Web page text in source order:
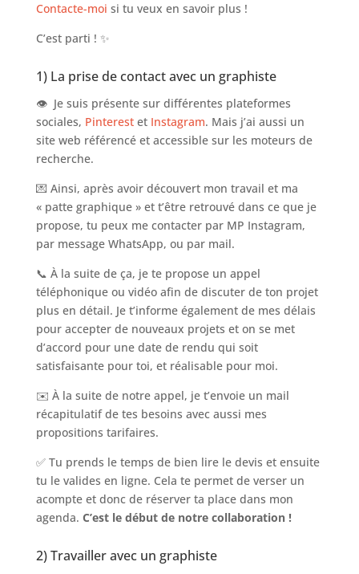
Contacte-moi si tu veux en savoir plus !
C’est parti ! ✨
1) La prise de contact avec un graphiste
👁 Je suis présente sur différentes plateformes
sociales, Pinterestet Instagram. Mais j’ai aussi un
site web référencé et accessible sur les moteurs de
recherche.
💌 Ainsi, après avoir découvert mon travail et ma
« patte graphique » et t’être retrouvé dans ce que je
propose, tu peux me contacter par MP Instagram,
par message WhatsApp, ou par mail.
📞 À la suite de ça, je te propose un appel
téléphonique ou vidéo afin de discuter de ton projet
plus en détail. Je t’informe également de mes délais
pour accepter de nouveaux projets et on se met
d’accord pour une date de rendu qui soit
satisfaisante pour toi, et réalisable pour moi.
✉️ À la suite de notre appel, je t’envoie un mail
récapitulatif de tes besoins avec aussi mes
propositions tarifaires.
✅ Tu prends le temps de bien lire le devis et ensuite
tu le valides en ligne. Cela te permet de verser un
acompte et donc de réserver ta place dans mon
agenda. C’est le début de notre collaboration !
2) Travailler avec un graphiste